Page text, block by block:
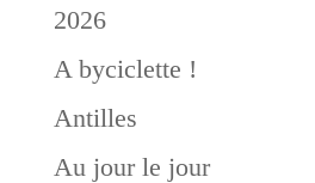
2026
A byciclette !
Antilles
Au jour le jour